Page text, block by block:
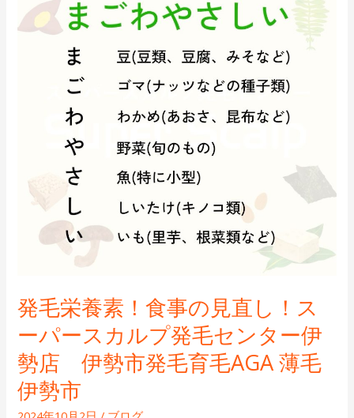
発
発毛栄養素！食事の見直し！ス
ーパースカルプ発毛センター伊
勢店 伊勢市発毛育毛AGA 薄毛
伊勢市
栄
養
し！
カ
プ
発
毛
セ